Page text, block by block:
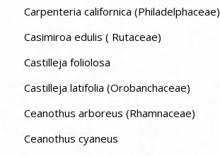
Carpenteria californica (Philadelphaceae)
Casimiroa edulis ( Rutaceae)
Castilleja foliolosa
Castilleja latifolia (Orobanchaceae)
Ceanothus arboreus (Rhamnaceae)
Ceanothus cyaneus